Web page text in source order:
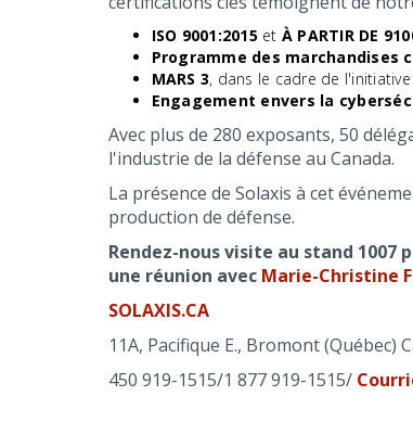
ISO 9001:2015et À PARTIR DE
Programme des marchandises
MARS 3, dans le cadre de
Engagement envers la
Avec plus de 280 exposants, 50
l'industrie de la défense au Canada.
La présence de Solaxis à cet
production de défense.
Rendez-nous visite au stand
une réunion avec Marie-Christine
SOLAXIS.CA
11A, Pacifique E., Bromont (Québec)
450 919-1515/1 877 919-1515/